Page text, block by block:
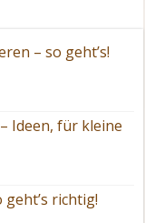
– so geht’s!
Ideen, für kleine
richtig!